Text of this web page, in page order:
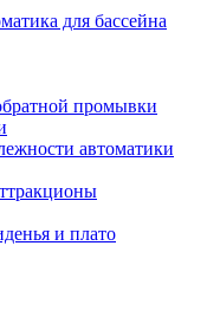
для бассейна
промывки
автоматики
и плато